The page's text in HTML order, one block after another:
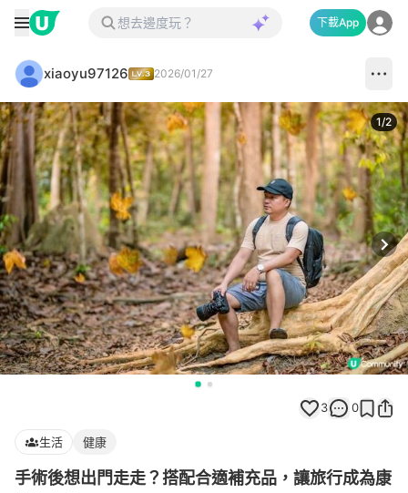
下載App
xiaoyu97126 2026/01/27
1/2
3 0
生活 健康
手術後想出門走走？搭配合適補充品，讓旅行成為康